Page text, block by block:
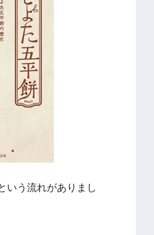
う流れがありまし